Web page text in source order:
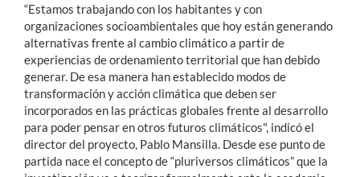
“Estamos trabajando con los habitantes y con
organizaciones socioambientales que hoy están generando
alternativas frente al cambio climático a partir de
experiencias de ordenamiento territorial que han debido
generar. De esa manera han establecido modos de
transformación y acción climática que deben ser
incorporados en las prácticas globales frente al desarrollo
para poder pensar en otros futuros climáticos", indicó el
director del proyecto, Pablo Mansilla. Desde ese punto de
partida nace el concepto de “pluriversos climáticos” que la